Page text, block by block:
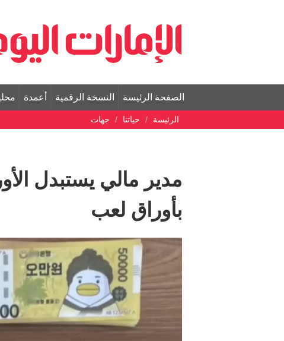
الصفحة الرئيسة النسخة الرقمية أعمدة
الرئيسة حياتنا جهات
مدير مالي يستبدل
بأوراق لعب